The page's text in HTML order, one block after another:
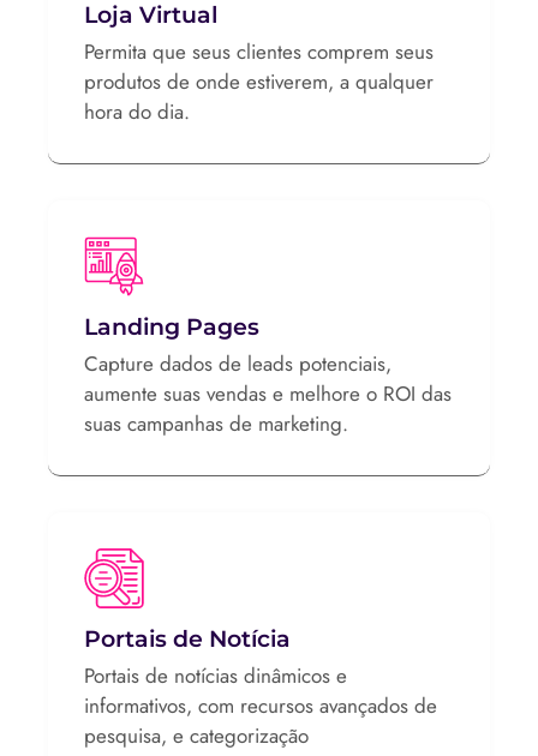
Loja Virtual
Permita que seus clientes comprem seus
produtos de onde estiverem, a qualquer
hora do dia.
Landing Pages
Capture dados de leads potenciais,
aumente suas vendas e melhore o ROI das
suas campanhas de marketing.
Portais de Notícia
Portais de notícias dinâmicos e
informativos, com recursos avançados de
pesquisa, e categorização